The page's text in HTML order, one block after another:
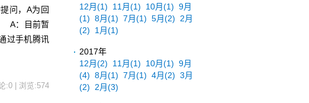
问，A为回
A：目前暂
过手机腾讯
:0 | 浏览:574
12月(1) 11月(1) 10月(1) 9月
(1) 8月(1) 7月(1) 5月(2)
2月
(2)
1月(1)
2017年
12月(2) 11月(1) 10月(1) 9月
(4) 8月(1) 7月(1) 4月(2) 3月
(2)
2月(3)